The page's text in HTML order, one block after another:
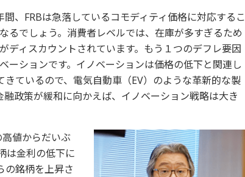
間、FRBは急落しているコモディティ価格に対応するこ
るでしょう。消費者レベルでは、在庫が多すぎるため
ディスカウントされています。もう１つのデフレ要因
ーションです。イノベーションは価格の低下と関連し
ているので、電気自動車（EV）のような革新的な製
政策が緩和に向かえば、イノベーション戦略は大き
値からだいぶ
は金利の低下に
の銘柄を上昇さ